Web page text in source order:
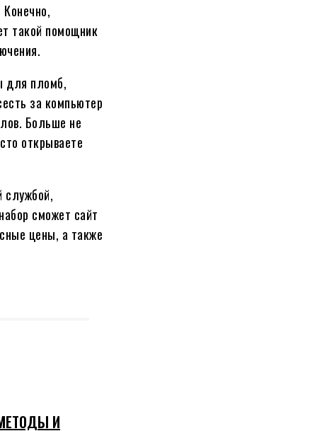
такой помощник
для пломб,
за компьютер
Больше не
открываете
службой,
сможет сайт
цены, а также
И